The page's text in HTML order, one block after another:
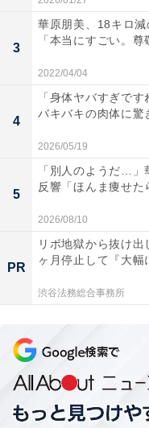
3
華原朋美、18キロ減
「本当にすごい。尊
2022/04/04
4
「身体ヤバすぎで
バキバキの肉体に
2026/05/19
5
「別人のようだ…」
反響「ほんま痩せ
2026/08/10
PR
リボ地獄から抜け
ヶ月停止して『大
渋谷法務総合事務所